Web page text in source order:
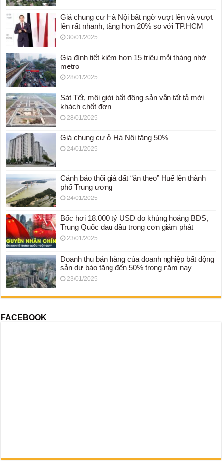
Giá chung cư Hà Nội bất ngờ vượt lên và vượt
lên rất nhanh, tăng hơn 20% so với TP.HCM
30/01/2025
Gia đình tiết kiệm hơn 15 triệu mỗi tháng nhờ
metro
28/01/2025
Sát Tết, môi giới bất động sản vẫn tất tả mời
khách chốt đơn
28/01/2025
Giá chung cư ở Hà Nội tăng 50%
24/01/2025
Cảnh báo thổi giá đất “ăn theo” Huế lên thành
phố Trung ương
24/01/2025
Bốc hơi 18.000 tỷ USD do khủng hoảng BĐS,
Trung Quốc đau đầu trong cơn giảm phát
23/01/2025
Doanh thu bán hàng của doanh nghiệp bất động
sản dự báo tăng đến 50% trong năm nay
23/01/2025
FACEBOOK